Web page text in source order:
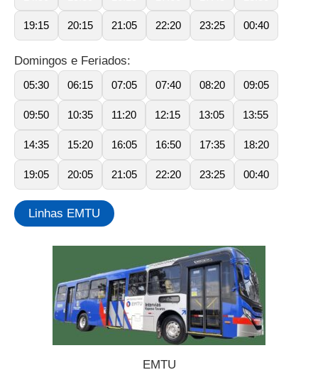
19:15 20:15 21:05 22:20 23:25 00:40
Domingos e Feriados:
05:30 06:15 07:05 07:40 08:20 09:05
09:50 10:35 11:20 12:15 13:05 13:55
14:35 15:20 16:05 16:50 17:35 18:20
19:05 20:05 21:05 22:20 23:25 00:40
Linhas EMTU
EMTU